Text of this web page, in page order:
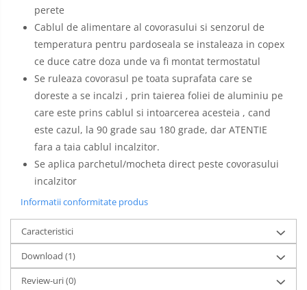
perete
Cablul de alimentare al covorasului si senzorul de
temperatura pentru pardoseala se instaleaza in copex
ce duce catre doza unde va fi montat termostatul
Se ruleaza covorasul pe toata suprafata care se
doreste a se incalzi , prin taierea foliei de aluminiu pe
care este prins cablul si intoarcerea acesteia , cand
este cazul, la 90 grade sau 180 grade, dar ATENTIE
fara a taia cablul incalzitor.
Se aplica parchetul/mocheta direct peste covorasului
incalzitor
Informatii conformitate produs
Caracteristici
Download (1)
Review-uri(0)